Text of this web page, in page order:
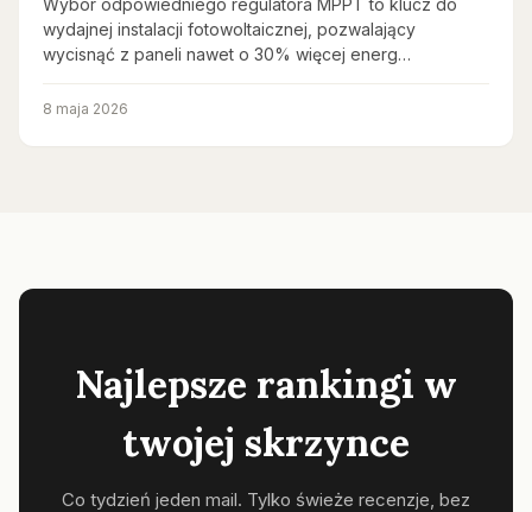
Wybór odpowiedniego regulatora MPPT to klucz do
wydajnej instalacji fotowoltaicznej, pozwalający
wycisnąć z paneli nawet o 30% więcej energ…
8 maja 2026
Najlepsze rankingi w
twojej skrzynce
Co tydzień jeden mail. Tylko świeże recenzje, bez